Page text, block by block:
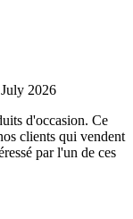
2026
d'occasion. Ce
clients qui vendent
par l'un de ces